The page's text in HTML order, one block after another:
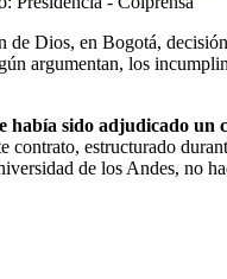
Dios, en Bogotá,
argumentan, los
había sido adjudicado
contrato, estructurado
de los Andes, no